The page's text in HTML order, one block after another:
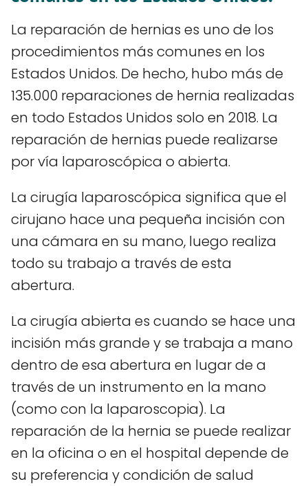
La reparación de hernias es uno de los
procedimientos más comunes en los
Estados Unidos. De hecho, hubo más de
135.000 reparaciones de hernia realizadas
en todo Estados Unidos solo en 2018. La
reparación de hernias puede realizarse
por vía laparoscópica o abierta.
La cirugía laparoscópica significa que el
cirujano hace una pequeña incisión con
una cámara en su mano, luego realiza
todo su trabajo a través de esta
abertura.
La cirugía abierta es cuando se hace una
incisión más grande y se trabaja a mano
dentro de esa abertura en lugar de a
través de un instrumento en la mano
(como con la laparoscopia). La
reparación de la hernia se puede realizar
en la oficina o en el hospital depende de
su preferencia y condición de salud